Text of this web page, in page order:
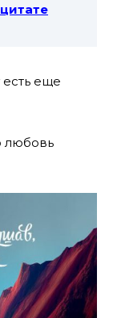
еще
любовь